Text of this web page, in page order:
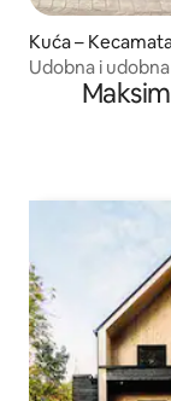
Kuća –
Udobna i